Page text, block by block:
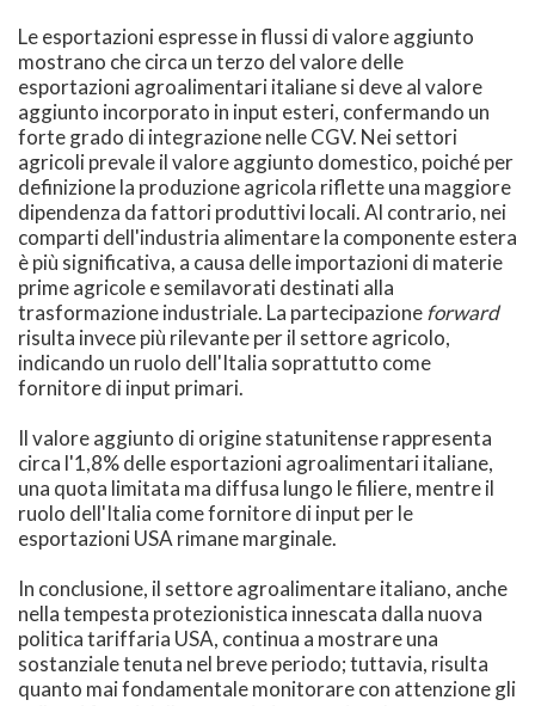
Le esportazioni espresse in flussi di valore aggiunto
mostrano che circa un terzo del valore delle
esportazioni agroalimentari italiane si deve al valore
aggiunto incorporato in input esteri, confermando un
forte grado di integrazione nelle CGV. Nei settori
agricoli prevale il valore aggiunto domestico, poiché per
definizione la produzione agricola riflette una maggiore
dipendenza da fattori produttivi locali. Al contrario, nei
comparti dell'industria alimentare la componente estera
è più significativa, a causa delle importazioni di materie
prime agricole e semilavorati destinati alla
trasformazione industriale. La partecipazione forward
risulta invece più rilevante per il settore agricolo,
indicando un ruolo dell'Italia soprattutto come
fornitore di input primari.
Il valore aggiunto di origine statunitense rappresenta
circa l'1,8% delle esportazioni agroalimentari italiane,
una quota limitata ma diffusa lungo le filiere, mentre il
ruolo dell'Italia come fornitore di input per le
esportazioni USA rimane marginale.
In conclusione, il settore agroalimentare italiano, anche
nella tempesta protezionistica innescata dalla nuova
politica tariffaria USA, continua a mostrare una
sostanziale tenuta nel breve periodo; tuttavia, risulta
quanto mai fondamentale monitorare con attenzione gli